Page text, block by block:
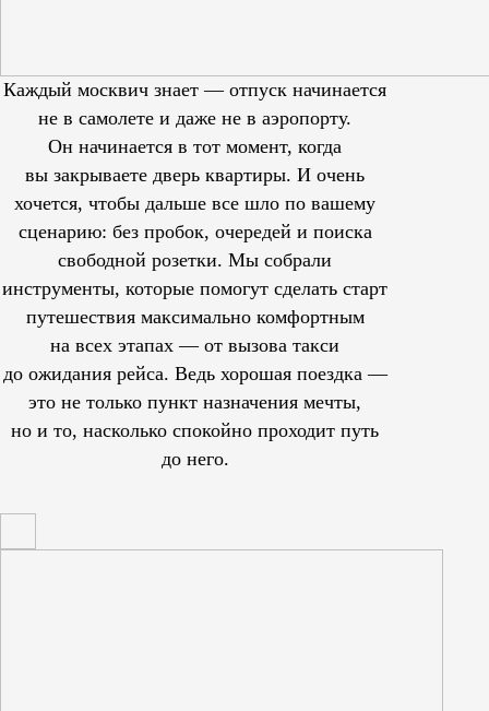
Каждый москвич знает — отпуск начинается
не в самолете и даже не в аэропорту.
Он начинается в тот момент, когда
вы закрываете дверь квартиры. И очень
хочется, чтобы дальше все шло по вашему
сценарию: без пробок, очередей и поиска
свободной розетки. Мы собрали
инструменты, которые помогут сделать старт
путешествия максимально комфортным
на всех этапах — от вызова такси
до ожидания рейса. Ведь хорошая поездка —
это не только пункт назначения мечты,
но и то, насколько спокойно проходит путь
до него.